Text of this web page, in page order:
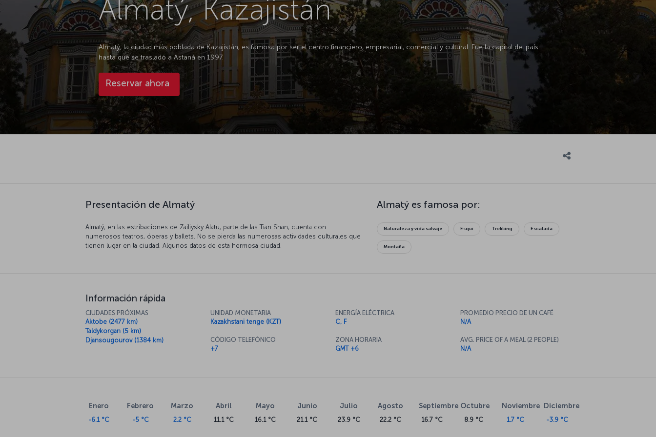
Almatý, Kazajistán
Almatý, la ciudad más poblada de Kazajistán, es famosa por ser el centro financiero, empresarial, comercial y cultural. Fue la capital del país
hasta que se trasladó a Astaná en 1997.
Reservar ahora
Presentación de Almatý
Almatý, en las estribaciones de Zailiysky Alatu, parte de las Tian Shan, cuenta con
numerosos teatros, óperas y ballets. No se pierda las numerosas actividades culturales que
tienen lugar en la ciudad. Algunos datos de esta hermosa ciudad.
Almatý es famosa por:
Naturaleza y vida salvaje Esquí Trekking Escalada
Montaña
Información rápida
CIUDADES PRÓXIMAS
Aktobe (2477 km)
Taldykorgan (5 km)
Djansougourov (1384 km)
UNIDAD MONETARIA
Kazakhstani tenge (KZT)
CÓDIGO TELEFÓNICO
+7
ENERGÍA ELÉCTRICA
C, F
ZONA HORARIA
GMT +6
PROMEDIO PRECIO DE UN CAFÉ
N/A
AVG. PRICE OF A MEAL (2 PEOPLE)
N/A
Enero
-6.1 °C
Febrero
-5 °C
Marzo
2.2 °C
Abril
11.1 °C
Mayo
16.1 °C
Junio
21.1 °C
Julio
23.9 °C
Agosto
22.2 °C
Septiembre
16.7 °C
Octubre
8.9 °C
Noviembre
1.7 °C
Diciembre
-3.9 °C